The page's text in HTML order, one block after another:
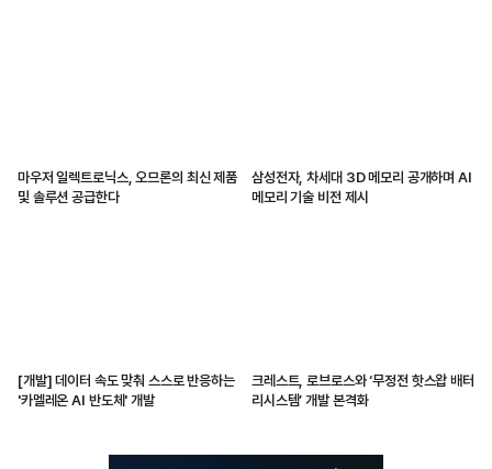
마우저 일렉트로닉스, 오므론의 최신 제품
및 솔루션 공급한다
삼성전자, 차세대 3D 메모리 공개하며 AI
메모리 기술 비전 제시
[개발] 데이터 속도 맞춰 스스로 반응하는
'카멜레온 AI 반도체' 개발
크레스트, 로브로스와 ‘무정전 핫스왑 배터
리시스템’ 개발 본격화